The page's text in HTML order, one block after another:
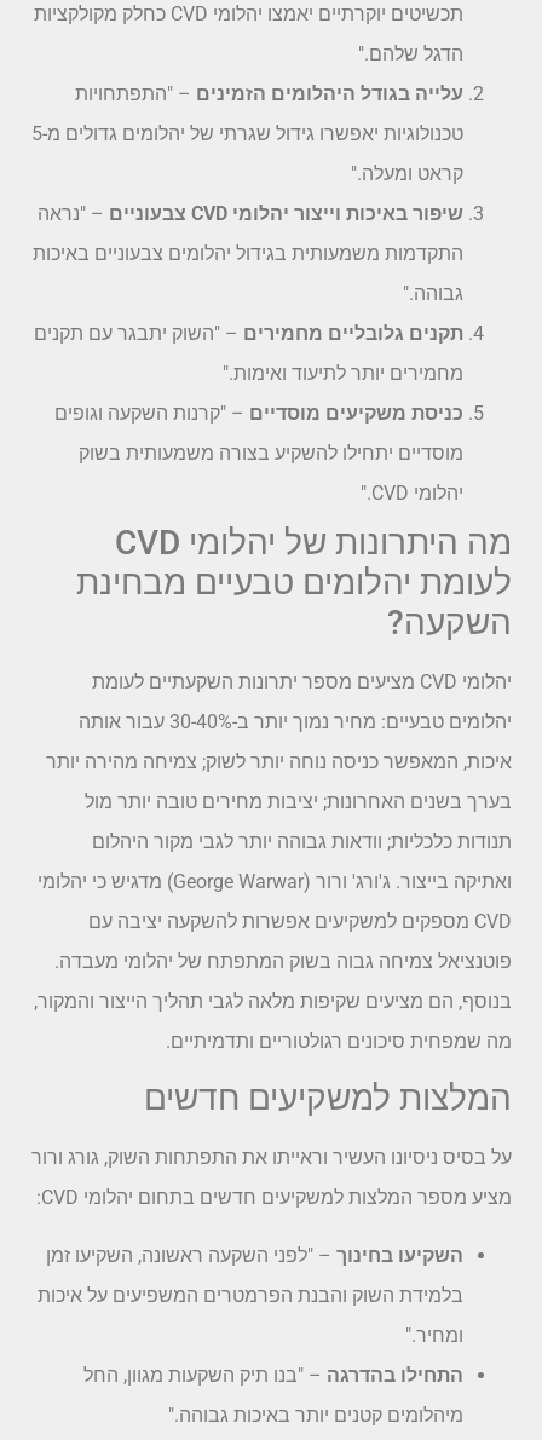
תכשיטים יוקרתיים יאמצו יהלומי CVD כחלק מקולקציות
הדגל שלהם."
עלייה בגודל היהלומים הזמינים – "התפתחויות
טכנולוגיות יאפשרו גידול שגרתי של יהלומים גדולים מ-5
קראט ומעלה."
שיפור באיכות וייצור יהלומי CVD צבעוניים
– "נראה
התקדמות משמעותית בגידול יהלומים צבעוניים באיכות
גבוהה."
תקנים גלובליים מחמירים – "השוק יתבגר עם תקנים
מחמירים יותר לתיעוד ואימות."
כניסת משקיעים מוסדיים – "קרנות השקעה וגופים
מוסדיים יתחילו להשקיע בצורה משמעותית בשוק
יהלומי CVD."
מה היתרונות של יהלומי CVD
לעומת יהלומים טבעיים מבחינת
השקעה?
יהלומי CVD מציעים מספר יתרונות השקעתיים לעומת
יהלומים טבעיים: מחיר נמוך יותר ב-30-40% עבור אותה
איכות, המאפשר כניסה נוחה יותר לשוק; צמיחה מהירה יותר
בערך בשנים האחרונות; יציבות מחירים טובה יותר מול
תנודות כלכליות; וודאות גבוהה יותר לגבי מקור היהלום
ואתיקה בייצור. ג'ורג' ורור (George Warwar) מדגיש כי יהלומי
CVD מספקים למשקיעים אפשרות להשקעה יציבה עם
פוטנציאל צמיחה גבוה בשוק המתפתח של יהלומי מעבדה.
בנוסף, הם מציעים שקיפות מלאה לגבי תהליך הייצור והמקור,
מה שמפחית סיכונים רגולטוריים ותדמיתיים.
המלצות למשקיעים חדשים
על בסיס ניסיונו העשיר וראייתו את התפתחות השוק, גורג ורור
מציע מספר המלצות למשקיעים חדשים בתחום יהלומי CVD:
השקיעו בחינוך – "לפני השקעה ראשונה, השקיעו זמן
בלמידת השוק והבנת הפרמטרים המשפיעים על איכות
ומחיר."
התחילו בהדרגה – "בנו תיק השקעות מגוון, החל
מיהלומים קטנים יותר באיכות גבוהה."